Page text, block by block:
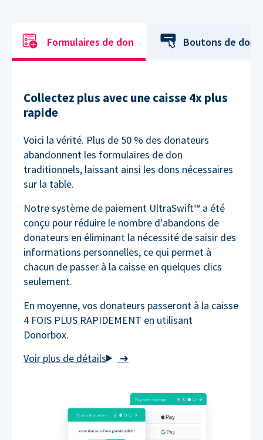
Formulaires de don Boutons de don
Collectez plus avec une caisse 4x plus
rapide
➜
Voici la vérité. Plus de 50 % des donateurs
abandonnent les formulaires de don
traditionnels, laissant ainsi les dons nécessaires
sur la table.
Notre système de paiement UltraSwift™ a été
conçu pour réduire le nombre d'abandons de
donateurs en éliminant la nécessité de saisir des
informations personnelles, ce qui permet à
chacun de passer à la caisse en quelques clics
seulement.
En moyenne, vos donateurs passeront à la caisse
4 FOIS PLUS RAPIDEMENT en utilisant
Donorbox.